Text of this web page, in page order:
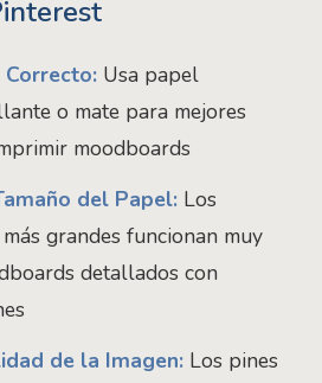
Usa papel
o mate para mejores
moodboards
del Papel: Los
grandes funcionan muy
detallados con
de la Imagen: Los pines